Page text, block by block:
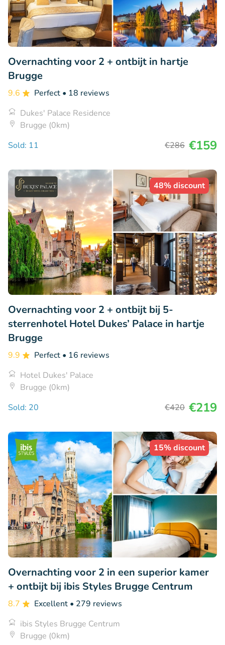
Overnachting voor 2 + ontbijt in hartje
Brugge
9.6 Perfect • 18 reviews
Dukes' Palace Residence
Brugge (0km)
Sold: 11
€286 €159
48% discount
Overnachting voor 2 + ontbijt bij 5-
sterrenhotel Hotel Dukes’ Palace in hartje
Brugge
9.9 Perfect • 16 reviews
Hotel Dukes' Palace
Brugge (0km)
Sold: 20
€420 €219
15% discount
Overnachting voor 2 in een superior kamer
+ ontbijt bij ibis Styles Brugge Centrum
8.7 Excellent • 279 reviews
ibis Styles Brugge Centrum
Brugge (0km)